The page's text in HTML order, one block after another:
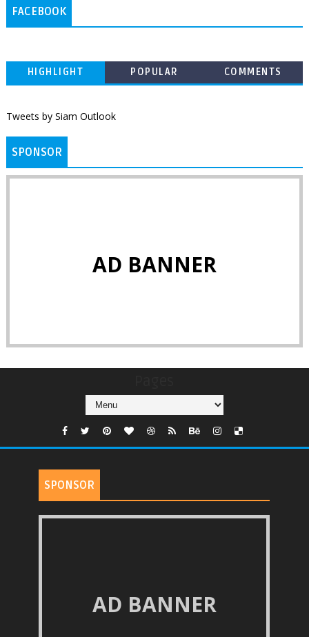
FACEBOOK
HIGHLIGHT POPULAR COMMENTS
Tweets by Siam Outlook
SPONSOR
AD BANNER
SPONSOR
AD BANNER